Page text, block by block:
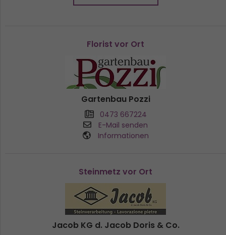
Florist vor Ort
Gartenbau Pozzi
0473 667224
E-Mail senden
Informationen
Steinmetz vor Ort
Jacob KG d. Jacob Doris & Co.